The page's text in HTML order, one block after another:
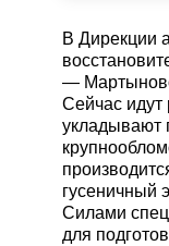
В Дирекции
—
Сейчас
укладывают
гусеничный
Силами
для